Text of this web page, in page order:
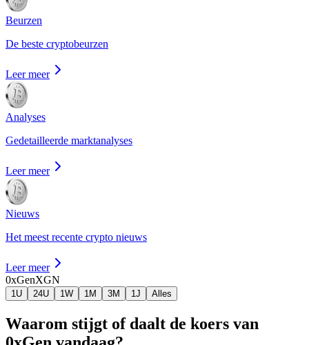
Beurzen
De beste cryptobeurzen
Leer meer
Analyses
Gedetailleerde marktanalyses
Leer meer
Nieuws
Het meest recente crypto nieuws
Leer meer
0xGenXGN
1U 24U 1W 1M 3M 1J Alles
Waarom stijgt of daalt de koers van